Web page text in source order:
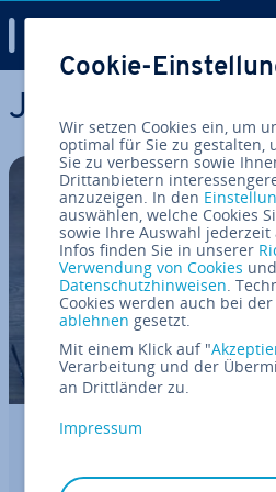
Zum Haupt­in­halt springen
Joomla
Joomla-Website
Schritt zur eigenen
Cookie-
Wir setzen Cookies ein, um
optimal für Sie zu gestalten,
Sie zu verbessern sowie
Drittanbietern
anzuzeigen. In den
auswählen, welche Cookies
sowie Ihre Auswahl
Infos finden Sie in unserer
Verwendung von Cookies
Datenschutzhinweisen.
Cookies werden auch bei
ablehnen gesetzt.
Mit einem Klick auf "
Verarbeitung und der
an Drittländer zu.
Impressum